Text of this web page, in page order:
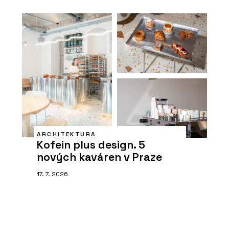
ARCHITEKTURA
Kofein plus design. 5
nových kaváren v Praze
17. 7. 2026